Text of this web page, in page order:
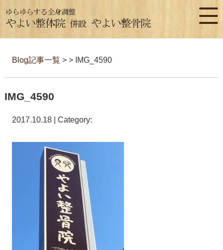
Blog記事一覧 > > IMG_4590
IMG_4590
2017.10.18 | Category: